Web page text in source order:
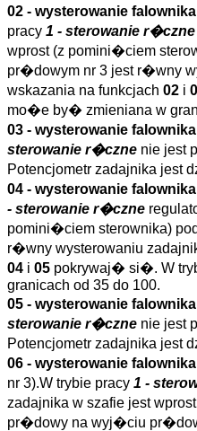
02 - wysterowanie
pracy 1 - sterowanie r�czne
wprost (z pomini�ciem
pr�dowym nr 3 jest r�wny
wskazania na funkcjach 02 i
mo�e by� zmieniana w
03 - wysterowanie
sterowanie r�czne nie jest
Potencjometr zadajnika jest
04 - wysterowanie
- sterowanie r�czne
pomini�ciem sterownika)
r�wny wysterowaniu
04 i 05 pokrywaj� si�. W
granicach od 35 do 100.
05 - wysterowanie
sterowanie r�czne nie jest
Potencjometr zadajnika jest
06 - wysterowanie
nr 3).W trybie pracy 1 -
zadajnika w szafie jest
pr�dowy na wyj�ciu